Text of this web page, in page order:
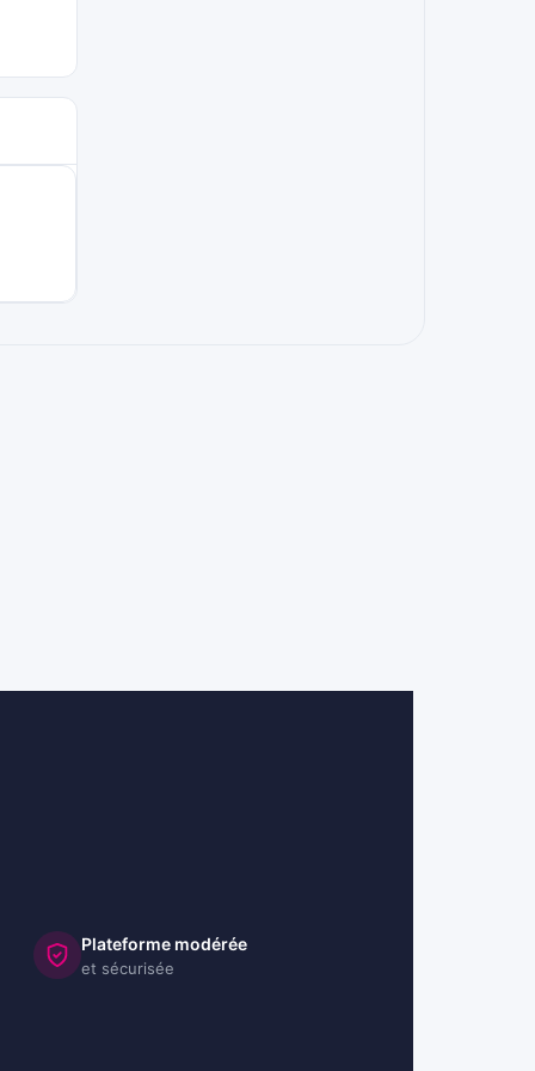
Plateforme modérée
et sécurisée